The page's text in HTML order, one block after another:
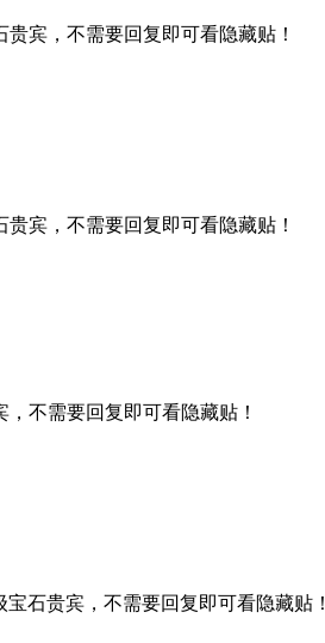
宾，不需要回复即可看隐藏贴！
宾，不需要回复即可看隐藏贴！
不需要回复即可看隐藏贴！
石贵宾，不需要回复即可看隐藏贴！